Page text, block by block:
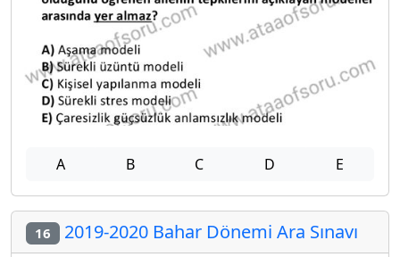
A B C D E
16 2019-2020 Bahar Dönemi Ara Sınavı